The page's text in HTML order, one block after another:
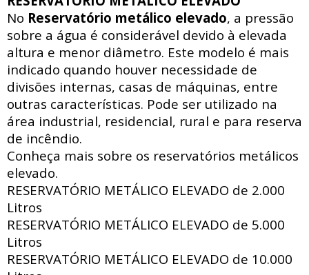
No Reservatório metálico elevado, a pressão
sobre a água é considerável devido à elevada
altura e menor diâmetro. Este modelo é mais
indicado quando houver necessidade de
divisões internas, casas de máquinas, entre
outras características. Pode ser utilizado na
área industrial, residencial, rural e para reserva
de incêndio.
Conheça mais sobre os reservatórios metálicos
elevado.
RESERVATÓRIO METÁLICO ELEVADO de 2.000
Litros
RESERVATÓRIO METÁLICO ELEVADO de 5.000
Litros
RESERVATÓRIO METÁLICO ELEVADO de 10.000